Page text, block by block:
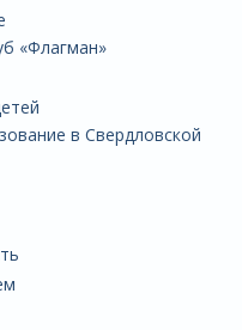
«Флагман»
в Свердловской